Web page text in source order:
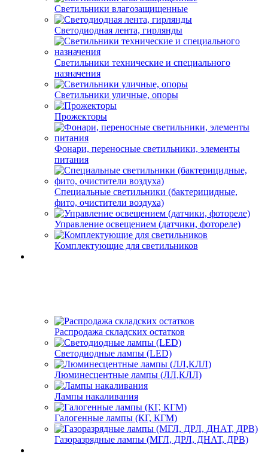
Светильники влагозащищенные
Светодиодная лента, гирлянды
Светильники технические и специального
назначения
Светильники уличные, опоры
Прожекторы
Фонари, переносные светильники, элементы
питания
Специальные светильники (бактерицидные,
фито, очистители воздуха)
Управление освещением (датчики, фотореле)
Комплектующие для светильников
Распродажа складских остатков
Светодиодные лампы (LED)
Люминесцентные лампы (ЛЛ,КЛЛ)
Лампы накаливания
Галогенные лампы (КГ, КГМ)
Газоразрядные лампы (МГЛ, ДРЛ, ДНАТ, ДРВ)